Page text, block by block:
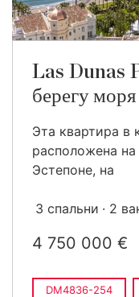
Las Dunas
берегу моря
Эта квартира в
расположена
Эстепоне, на
3 спальни 2
4 750 000 €
DM4836-254